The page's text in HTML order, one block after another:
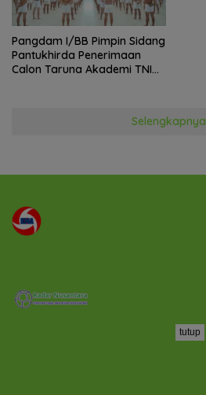
Pangdam I/BB Pimpin Sidang
Pantukhirda Penerimaan
Calon Taruna Akademi TNI
Selengkapnya
tutup